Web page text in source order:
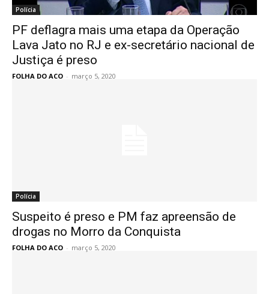
Polícia
PF deflagra mais uma etapa da Operação
Lava Jato no RJ e ex-secretário nacional de
Justiça é preso
FOLHA DO ACO - março 5, 2020
Polícia
Suspeito é preso e PM faz apreensão de
drogas no Morro da Conquista
FOLHA DO ACO - março 5, 2020